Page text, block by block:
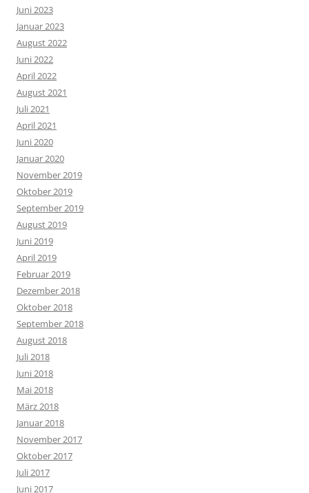
Juni 2023
Januar 2023
August 2022
Juni 2022
April 2022
August 2021
Juli 2021
April 2021
Juni 2020
Januar 2020
November 2019
Oktober 2019
September 2019
August 2019
Juni 2019
April 2019
Februar 2019
Dezember 2018
Oktober 2018
September 2018
August 2018
Juli 2018
Juni 2018
Mai 2018
März 2018
Januar 2018
November 2017
Oktober 2017
Juli 2017
Juni 2017